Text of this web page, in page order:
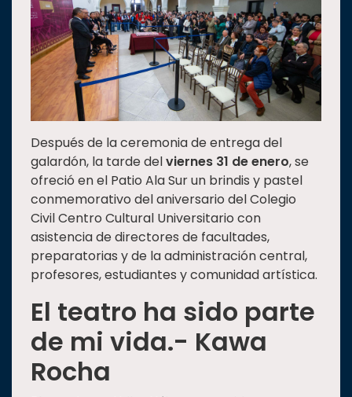
Después de la ceremonia de entrega del
galardón, la tarde delviernes 31 de enero, se
ofreció en el Patio Ala Sur un brindis y pastel
conmemorativo del aniversario del Colegio
Civil Centro Cultural Universitario con
asistencia de directores de facultades,
preparatorias y de la administración central,
profesores, estudiantes y comunidad artística.
El teatro ha sido parte
de mi vida.- Kawa
Rocha